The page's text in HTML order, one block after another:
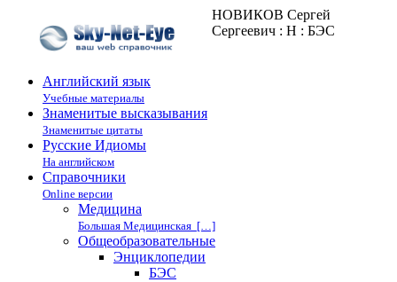
НОВИКОВ Сергей
Сергеевич : Н : БЭС
Английский язык
Учебные материалы
Знаменитые высказывания
Знаменитые цитаты
Русские Идиомы
На английском
Справочники
Online версии
Медицина
Большая Медицинская […]
Общеобразовательные
Энциклопедии
БЭС